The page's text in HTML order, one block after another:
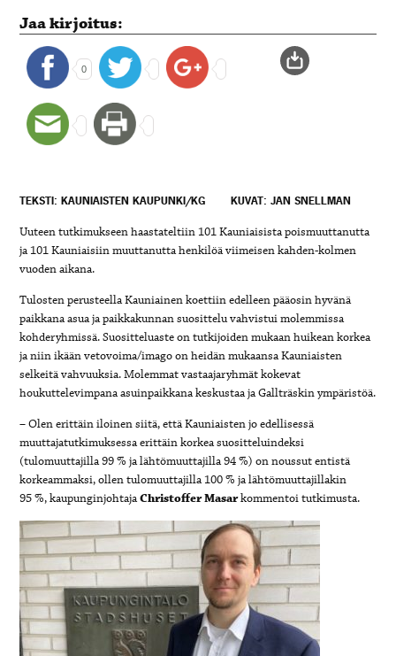
Jaa kirjoitus:
0
TEKSTI: KAUNIAISTEN KAUPUNKI/KG KUVAT: JAN SNELLMAN
Uuteen tutkimukseen haastateltiin 101 Kauniaisista poismuuttanutta
ja 101 Kauniaisiin muuttanutta henkilöä viimeisen kahden-kolmen
vuoden aikana.
Tulosten perusteella Kauniainen koettiin edelleen pääosin hyvänä
paikkana asua ja paikkakunnan suosittelu vahvistui molemmissa
kohderyhmissä. Suositteluaste on tutkijoiden mukaan huikean korkea
ja niin ikään vetovoima/imago on heidän mukaansa Kauniaisten
selkeitä vahvuuksia. Molemmat vastaajaryhmät kokevat
houkuttelevimpana asuinpaikkana keskustaa ja Gallträskin ympäristöä.
– Olen erittäin iloinen siitä, että Kauniaisten jo edellisessä
muuttajatutkimuksessa erittäin korkea suositteluindeksi
(tulomuuttajilla 99 % ja lähtömuuttajilla 94 %) on noussut entistä
korkeammaksi, ollen tulomuuttajilla 100 % ja lähtömuuttajillakin
95 %, kaupunginjohtajaChristoffer Masarkommentoi tutkimusta.